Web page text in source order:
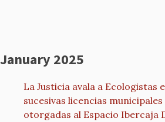
January 2025
La Justicia avala a Ecologistas
sucesivas licencias
otorgadas al Espacio Ibercaja